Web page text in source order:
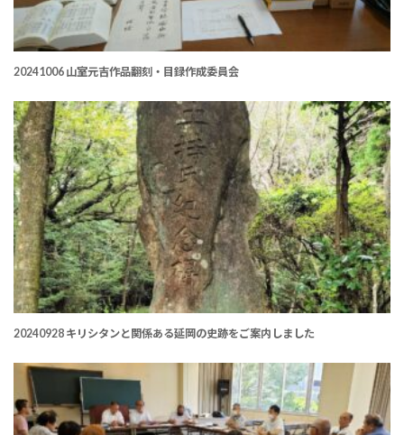
20241006 山室元吉作品翻刻・目録作成委員会
20240928 キリシタンと関係ある延岡の史跡をご案内しました